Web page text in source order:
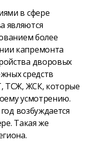
в сфере
являются
более
капремонта
дворовых
средств
ТСЖ, ЖСК, которые
усмотрению.
возбуждается
Такая же